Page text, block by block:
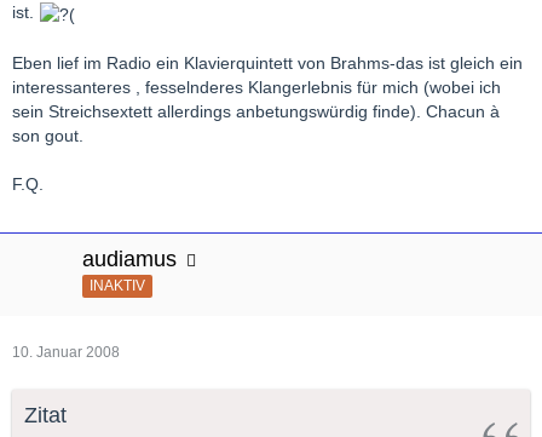
ist.
Eben lief im Radio ein Klavierquintett von Brahms-das ist gleich ein
interessanteres , fesselnderes Klangerlebnis für mich (wobei ich
sein Streichsextett allerdings anbetungswürdig finde). Chacun à
son gout.
F.Q.
audiamus
INAKTIV
10. Januar 2008
Zitat